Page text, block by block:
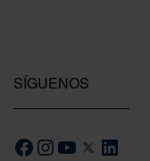
SÍGUENOS